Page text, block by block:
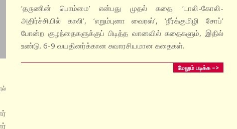
15
‘தருணின் பொம்மை’ என்பது முதல் கதை. ‘டாலி-கோலி-
அதிர்ச்சியில் காலி’, ‘எறும்புனா வைரஸ்’, ‘நீர்க்குமிழி சோப்’
போன்ற குழந்தைகளுக்குப் பிடித்த வானவில் கதைகளும், இதில்
உண்டு. 6-9 வயதினர்க்கான சுவாரசியமான கதைகள்.
மேலும் படிக்க –>